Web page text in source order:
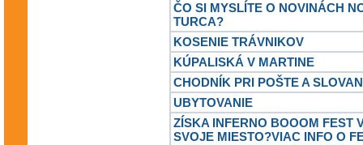
ČO SI MYSLÍTE O NOVINÁCH
TURCA?
KOSENIE TRÁVNIKOV
KÚPALISKÁ V MARTINE
CHODNÍK PRI POŠTE A
UBYTOVANIE
ZÍSKA INFERNO BOOOM FEST
SVOJE MIESTO?VIAC INFO O